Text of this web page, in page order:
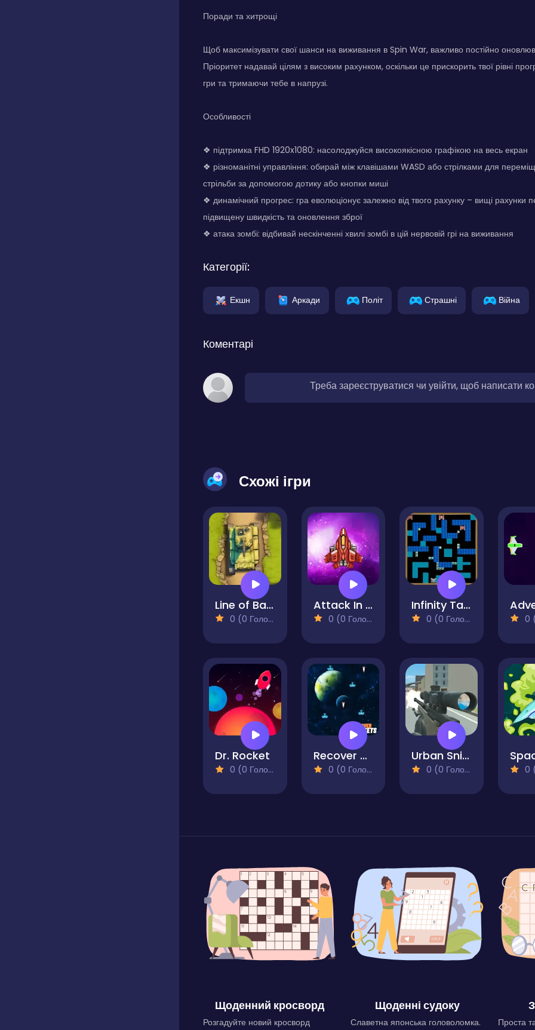
Поради та хитрощі
Щоб максимізувати свої шанси на виживання в Spin War, важливо постійно
Пріоритет надавай цілям з високим рахунком, оскільки це прискорить твої рівні
гри та тримаючи тебе в напрузі.
Особливості
❖ підтримка FHD 1920x1080: насолоджуйся високоякісною графікою на весь екран
❖ різноманітні управління: обирай між клавішами WASD або стрілками для
стрільби за допомогою дотику або кнопки миші
❖ динамічний прогрес: гра еволюціонує залежно від твого рахунку – вищі рахунки
підвищену швидкість та оновлення зброї
❖ атака зомбі: відбивай нескінченні хвилі зомбі в цій нервовій грі на виживання
Категорії:
Екшн Аркади Політ Страшні Війна
Коментарі
Треба зареєструватися чи увійти, щоб написати
Схожі ігри
Line of Battle
0 (0 Голосів)
Attack In Space
0 (0 Голосів)
Infinity Tank Battle
0 (0 Голосів) 0
Dr. Rocket
0 (0 Голосів)
Recover Rocket
0 (0 Голосів)
Urban Sniper Multiplayer 2
0 (0 Голосів) 0
Щоденний кросворд
Розгадуйте новий кросворд
Щоденні судоку
Славетна японська головоломка.
Проста